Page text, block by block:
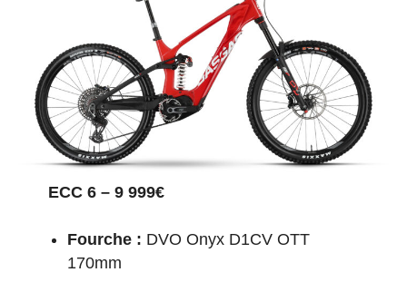
ECC 6 – 9 999€
Fourche : DVO Onyx D1CV OTT
170mm